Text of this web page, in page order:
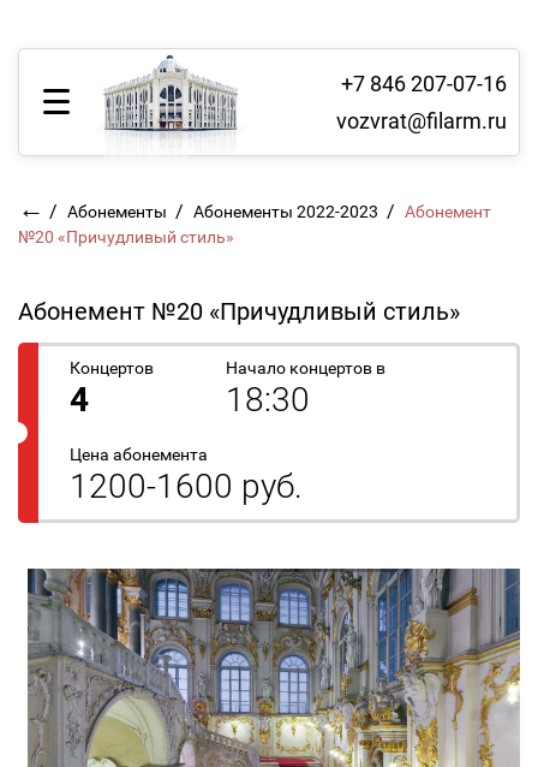
+7 846 207-07-16
vozvrat@filarm.ru
← / Абонементы / Абонементы 2022-2023 / Абонемент
№20 «Причудливый стиль»
Абонемент №20 «Причудливый стиль»
Концертов
4
Начало концертов в
18:30
Цена абонемента
1200-1600 руб.